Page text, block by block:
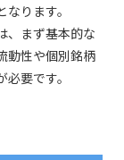
ります。
、まず基本的な
動性や個別銘柄
要です。